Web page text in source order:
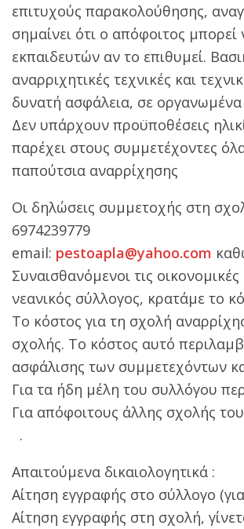
επιτυχούς παρακολούθησης,
σημαίνει ότι ο απόφοιτος
εκπαιδευτών αν το επιθυμεί.
αναρριχητικές τεχνικές και
δυνατή ασφάλεια, σε οργανωμένα
Δεν υπάρχουν προϋποθέσεις
παρέχει στους συμμετέχοντες
παπούτσια αναρρίχησης
Οι δηλώσεις συμμετοχής στη
6974239779
email: pestoapla@yahoo.com
Συναισθανόμενοι τις
νεανικός σύλλογος, κρατάμε το
Το κόστος για τη σχολή
σχολής. Το κόστος αυτό
ασφάλισης των συμμετεχόντων
Για τα ήδη μέλη του συλλόγου
Για απόφοιτους άλλης σχολής
.
Απαιτούμενα δικαιολογητικά :
Αίτηση εγγραφής στο σύλλογο
Αίτηση εγγραφής στη σχολή,